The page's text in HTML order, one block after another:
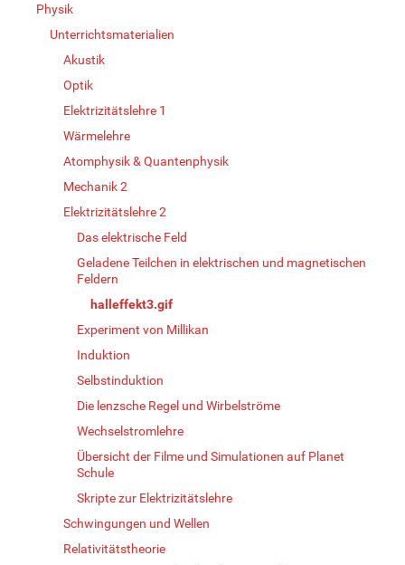
Physik
Unterrichtsmaterialien
Akustik
Optik
Elektrizitätslehre 1
Wärmelehre
Atomphysik & Quantenphysik
Mechanik 2
Elektrizitätslehre 2
Das elektrische Feld
Geladene Teilchen in elektrischen und magnetischen
Feldern
halleffekt3.gif
Experiment von Millikan
Induktion
Selbstinduktion
Die lenzsche Regel und Wirbelströme
Wechselstromlehre
Übersicht der Filme und Simulationen auf Planet
Schule
Skripte zur Elektrizitätslehre
Schwingungen und Wellen
Relativitätstheorie